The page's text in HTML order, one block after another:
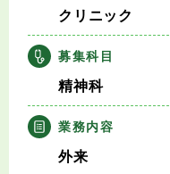
医師の求人・転職Q&A
知りたい・聞きたい
転職成功事例
クリニック
募集科目
精神科
業務内容
外来